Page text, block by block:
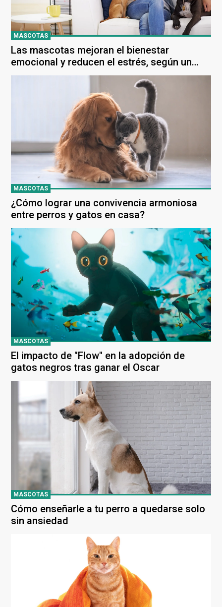
MASCOTAS
Las mascotas mejoran el bienestar
emocional y reducen el estrés, según un
estudio
MASCOTAS
¿Cómo lograr una convivencia armoniosa
entre perros y gatos en casa?
MASCOTAS
El impacto de "Flow" en la adopción de
gatos negros tras ganar el Oscar
MASCOTAS
Cómo enseñarle a tu perro a quedarse solo
sin ansiedad